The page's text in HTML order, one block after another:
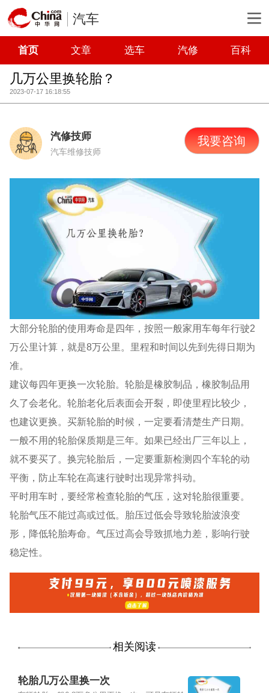
汽车
首页 文章 选车 汽修 百科
几万公里换轮胎？
2023-07-17 16:18:55
汽修技师
汽车维修技师
我要咨询
大部分轮胎的使用寿命是四年，按照一般家用车每年行驶2
万公里计算，就是8万公里。里程和时间以先到先得日期为
准。
建议每四年更换一次轮胎。轮胎是橡胶制品，橡胶制品用
久了会老化。轮胎老化后表面会开裂，即使里程比较少，
也建议更换。买新轮胎的时候，一定要看清楚生产日期。
一般不用的轮胎保质期是三年。如果已经出厂三年以上，
就不要买了。换完轮胎后，一定要重新检测四个车轮的动
平衡，防止车轮在高速行驶时出现异常抖动。
平时用车时，要经常检查轮胎的气压，这对轮胎很重要。
轮胎气压不能过高或过低。胎压过低会导致轮胎波浪变
形，降低轮胎寿命。气压过高会导致抓地力差，影响行驶
稳定性。
相关阅读
轮胎几万公里换一次